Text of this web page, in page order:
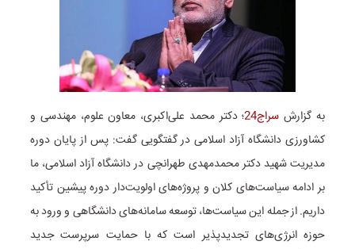
به گزارش سراج24
؛ دکتر محمد علی‌اکبری، معاون علوم، مهندسی و
کشاورزی دانشگاه آزاد اسلامی در گفتگویی گفت: پس از پایان دوره
مدیریت شهید دکتر محمدمهدی طهرانچی در دانشگاه آزاد اسلامی، ما
بر ادامه سیاست‌های کلان و پروژه‌های اولویت‌دار دوره پیشین تأکید
داریم. از جمله این سیاست‌ها، توسعه سامانه‌های دانشگاهی و ورود به
حوزه انرژی‌های تجدیدپذیر است که با حمایت سرپرست جدید